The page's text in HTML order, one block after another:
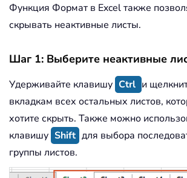
Функция Формат в Excel также
скрывать неактивные листы.
Шаг 1: Выберите неактивные
Удерживайте клавишу Ctrl и
вкладкам всех остальных листов,
хотите скрыть. Также можно
клавишу Shift для выбора
группы листов.